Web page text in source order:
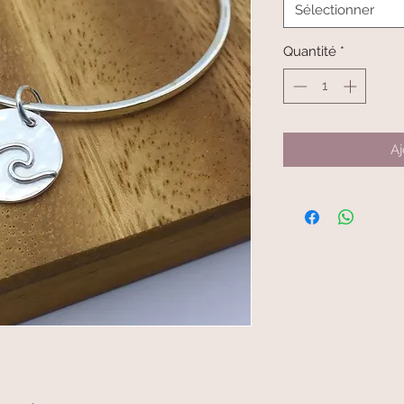
Sélectionner
Quantité *